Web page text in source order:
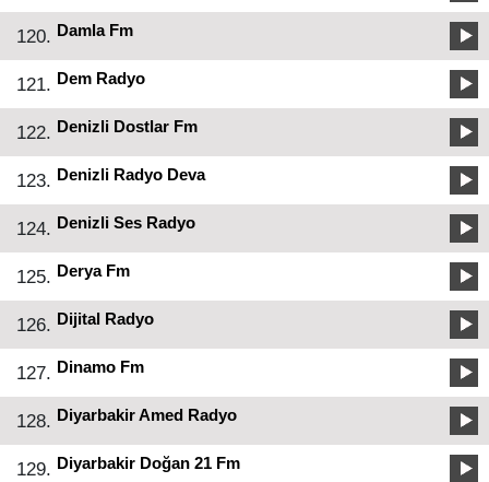
120. Damla Fm
121. Dem Radyo
122. Denizli Dostlar Fm
123. Denizli Radyo Deva
124. Denizli Ses Radyo
125. Derya Fm
126. Dijital Radyo
127. Dinamo Fm
128. Diyarbakir Amed Radyo
129. Diyarbakir Doğan 21 Fm